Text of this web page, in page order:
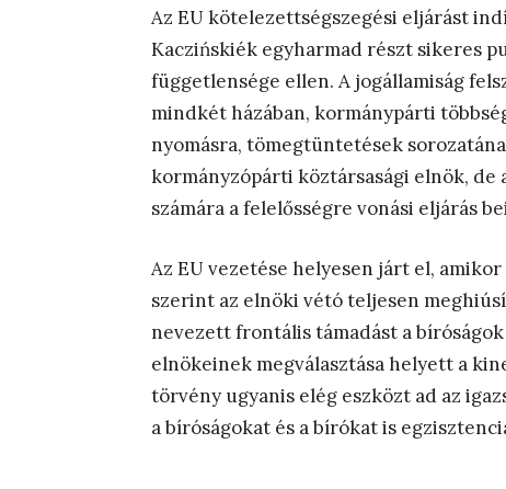
Az EU kötelezettségszegési eljárást
Kaczińskiék egyharmad részt sikeres
függetlensége ellen. A jogállamiság
mindkét házában, kormánypárti
nyomásra, tömegtüntetések
kormányzópárti köztársasági elnök,
számára a felelősségre vonási eljárás
Az EU vezetése helyesen járt el,
szerint az elnöki vétó teljesen
nevezett frontális támadást a
elnökeinek megválasztása helyett a
törvény ugyanis elég eszközt ad az
a bíróságokat és a bírókat is